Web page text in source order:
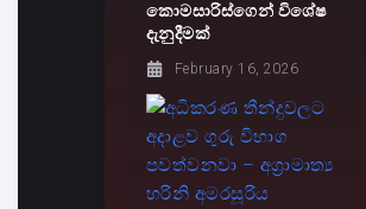
කොමසාරිස්ගෙන් විශේෂ
දැනුදීමක්
February 16, 2026